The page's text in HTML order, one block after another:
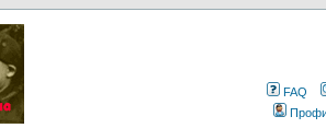
FAQ